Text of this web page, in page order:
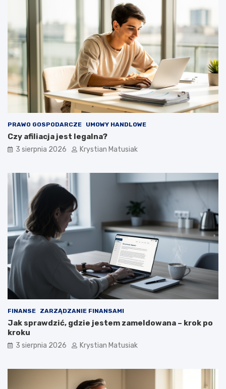
PRAWO GOSPODARCZE UMOWY HANDLOWE
Czy afiliacja jest legalna?
3 sierpnia 2026 Krystian Matusiak
FINANSE ZARZĄDZANIE FINANSAMI
Jak sprawdzić, gdzie jestem zameldowana – krok po
kroku
3 sierpnia 2026 Krystian Matusiak